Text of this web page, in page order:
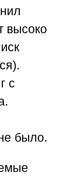
высоко
с
было.